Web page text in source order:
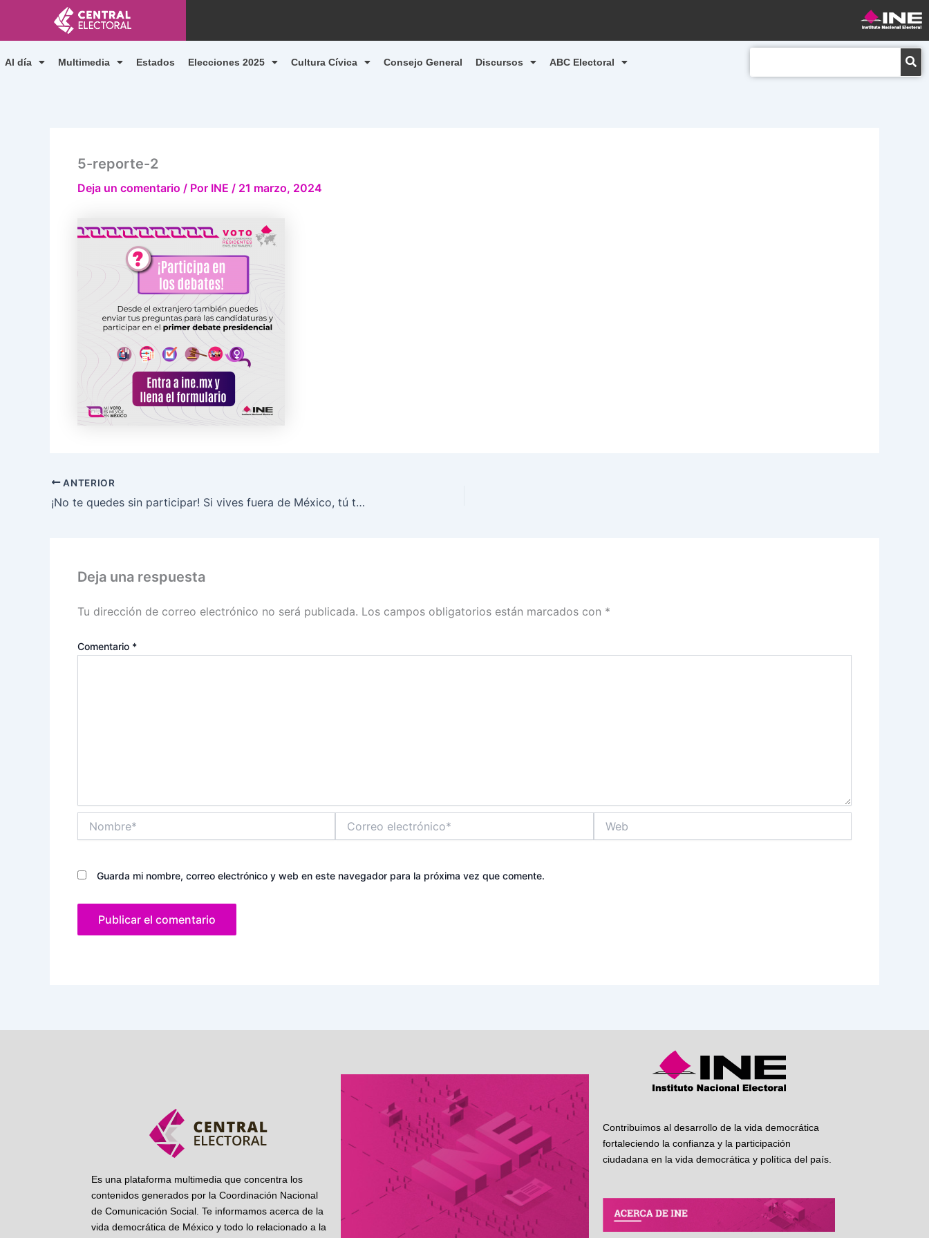
contenido
Al día Multimedia Estados Elecciones 2025 Cultura Cívica Consejo General Discursos ABC Electoral
5-reporte-2
Deja un comentario / Por INE / 21 marzo, 2024
ANTERIOR
¡No te quedes sin participar! Si vives fuera de México, tú también puedes enviar tus preguntas a las candidaturas presidenciales para el Primer Debate
Deja una respuesta
Tu dirección de correo electrónico no será publicada. Los campos obligatorios están marcados con *
Comentario *
electrónico*
Guarda mi nombre, correo electrónico y web en este navegador para la próxima vez que comente.
Es una plataforma multimedia que concentra los
contenidos generados por la Coordinación Nacional
de Comunicación Social. Te informamos acerca de la
vida democrática de México y todo lo relacionado a la
Contribuimos al desarrollo de la vida democrática
fortaleciendo la confianza y la participación
ciudadana en la vida democrática y política del país.